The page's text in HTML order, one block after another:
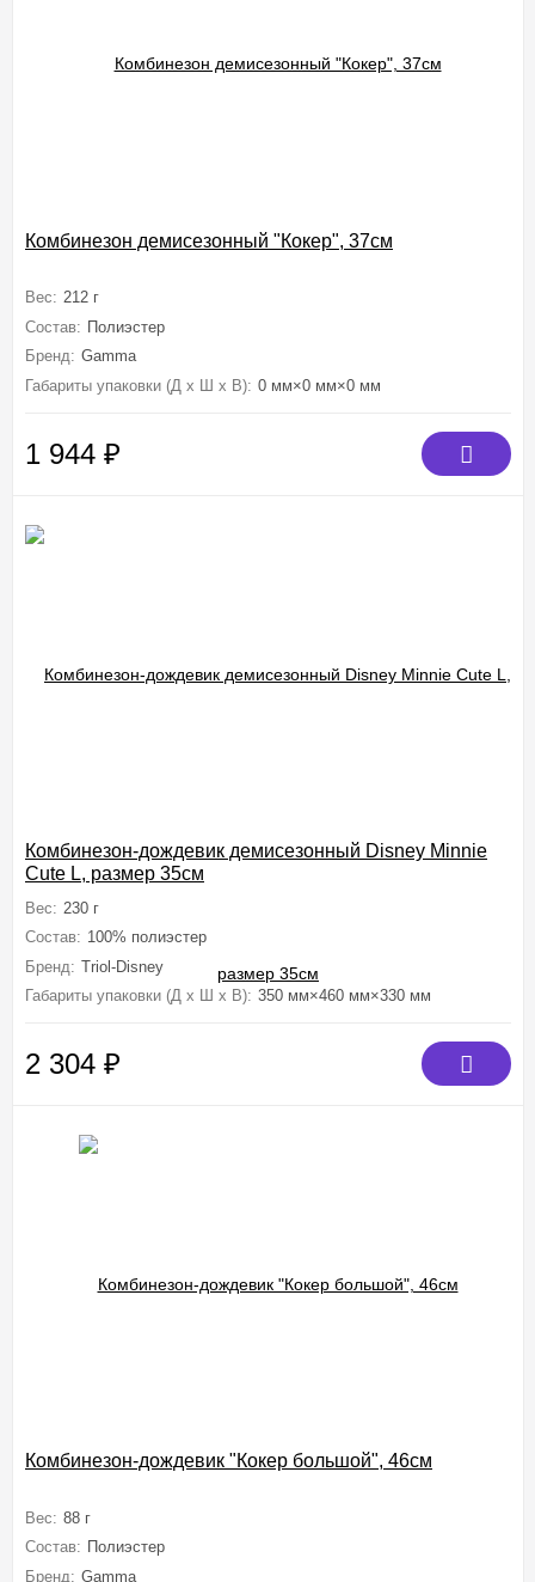
Комбинезон демисезонный "Кокер", 37см
Вес: 212 г
Состав: Полиэстер
Бренд: Gamma
Габариты упаковки (Д х Ш х В): 0 мм×0 мм×0 мм
1 944 ₽
Комбинезон-дождевик демисезонный Disney Minnie
Cute L, размер 35см
Вес: 230 г
Состав: 100% полиэстер
Бренд: Triol-Disney
Габариты упаковки (Д х Ш х В): 350 мм×460 мм×330 мм
2 304 ₽
Комбинезон-дождевик "Кокер большой", 46см
Вес: 88 г
Состав: Полиэстер
Бренд: Gamma